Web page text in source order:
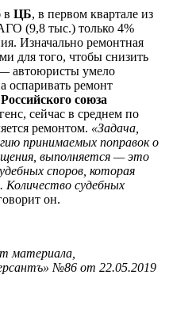
в ЦБ, в первом квартале из
(9,8 тыс.) только 4%
Изначально ремонтная
для того, чтобы снизить
автоюристы умело
оспаривать ремонт
Российского союза
сейчас в среднем по
ремонтом. «Задача,
принимаемых поправок о
выполняется — это
споров, которая
судебных
он.
материала,
№86 от 22.05.2019